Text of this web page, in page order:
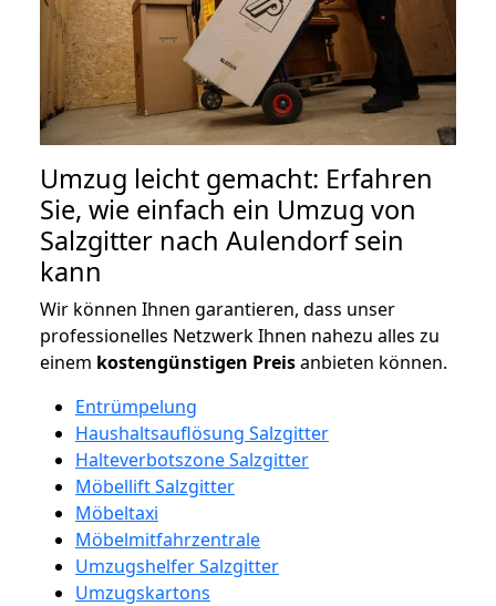
Umzug leicht gemacht: Erfahren
Sie, wie einfach ein Umzug von
Salzgitter nach Aulendorf sein
kann
Wir können Ihnen garantieren, dass unser
professionelles Netzwerk Ihnen nahezu alles zu
einem kostengünstigen Preisanbieten können.
Entrümpelung
Haushaltsauflösung Salzgitter
Halteverbotszone Salzgitter
Möbellift Salzgitter
Möbeltaxi
Möbelmitfahrzentrale
Umzugshelfer Salzgitter
Umzugskartons